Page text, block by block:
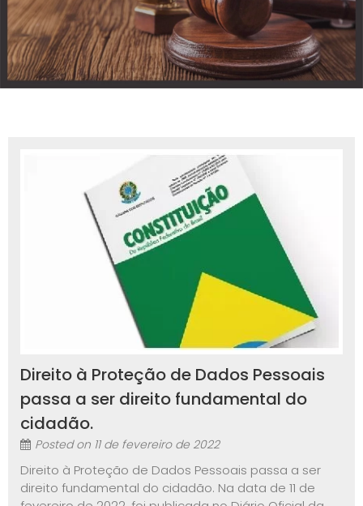
Direito à Proteção de Dados Pessoais
passa a ser direito fundamental do
cidadão.
Posted on 11 de fevereiro de 2022
Direito à Proteção de Dados Pessoais passa a ser
direito fundamental do cidadão. Na data de 11 de